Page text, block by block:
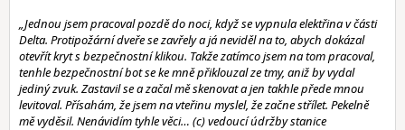
„Jednou jsem pracoval pozdě do noci, když se vypnula elektřina v části
Delta. Protipožární dveře se zavřely a já neviděl na to, abych dokázal
otevřít kryt s bezpečnostní klikou. Takže zatímco jsem na tom pracoval,
tenhle bezpečnostní bot se ke mně přiklouzal ze tmy, aniž by vydal
jediný zvuk. Zastavil se a začal mě skenovat a jen takhle přede mnou
levitoval. Přísahám, že jsem na vteřinu myslel, že začne střílet. Pekelně
mě vyděsil. Nenávidím tyhle věci… (c) vedoucí údržby stanice